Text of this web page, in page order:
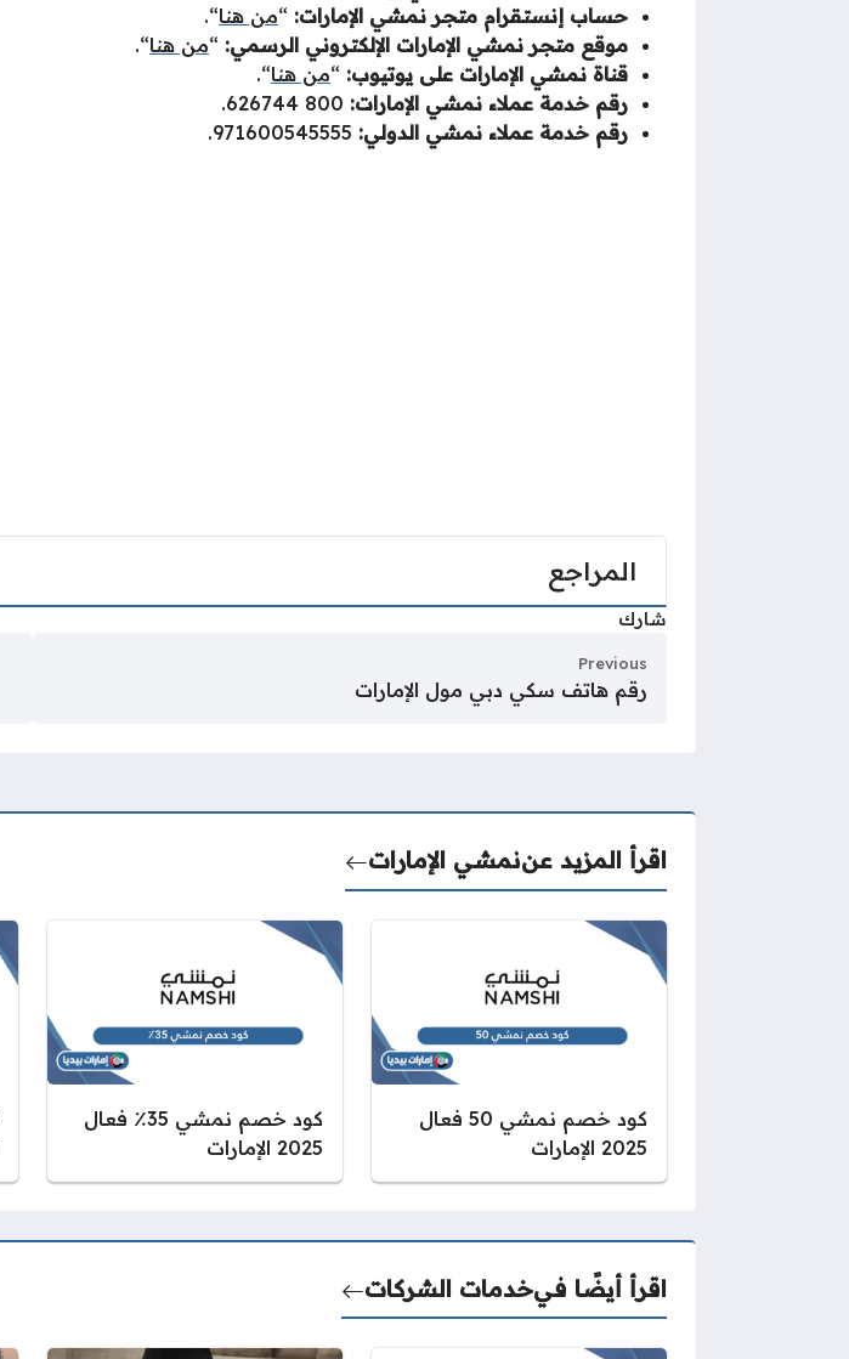
حساب إنستقرام متجر نمشي الإمارات: “من هنا“.
موقع متجر نمشي الإمارات الإلكتروني الرسمي: “من هنا“.
قناة نمشي الإمارات على يوتيوب: “من هنا“.
رقم خدمة عملاء نمشي الإمارات:
رقم خدمة عملاء نمشي الدولي:
المراجع
شارك
Previous
رقم هاتف سكي دبي مول الإمارات
اقرأ المزيد عننمشي الإمارات
كود خصم نمشي 50 فعال
2025 الإمارات
كود خصم نمشي 35٪ فعال
2025 الإمارات
اقرأ أيضًا فيخدمات الشركات